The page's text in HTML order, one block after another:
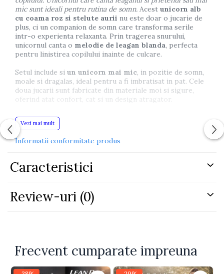
mic sunt ideali pentru rutina de somn. Acest unicorn alb
cu coama roz si stelute aurii nu este doar o jucarie de
plus, ci un companion de somn care transforma serile
intr-o experienta relaxanta. Prin tragerea snurului,
unicornul canta o melodie de leagan blanda, perfecta
pentru linistirea copilului inainte de culcare.
Setul include si un unicorn mai mic, in pozitie de somn,
moale si dragalas, ideal pentru a fi imbratisat in pat. Cele
doua jucarii sunt fabricate din materiale moi si sigure,
oferind atat confort, cat si un design atragator.
Dimensiuni unicorn mare:
Dimensiuni unicorn mic:
Dimensiuni ambalaj:
mai aproape – doar pe Bebelul.ro, acolo unde joaca si
odihna se completeaza perfect!
Vezi mai mult
Informatii conformitate produs
Caracteristici
Review-uri (0)
Frecvent cumparate impreuna